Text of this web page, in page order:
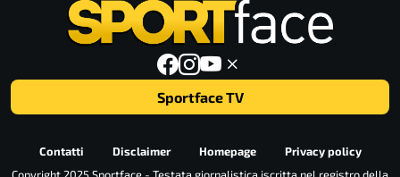
Sportface TV
Contatti Disclaimer Homepage
Privacy policy